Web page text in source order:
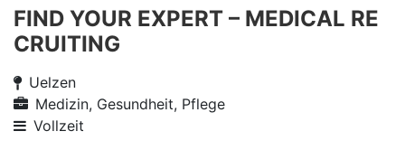
FIND YOUR EXPERT – MEDICAL RE
CRUITING
Uelzen
Medizin, Gesundheit, Pflege
Vollzeit